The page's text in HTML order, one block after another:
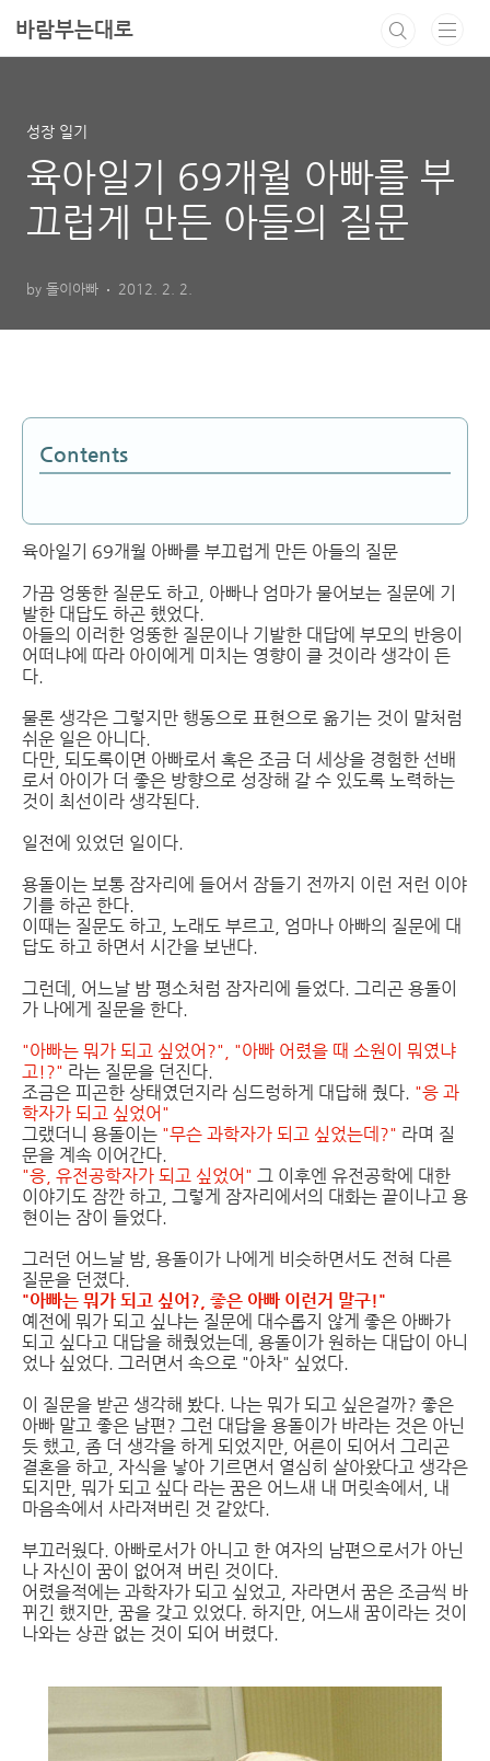
바람부는대로
성장 일기
육아일기 69개월 아빠를 부
끄럽게 만든 아들의 질문
by 돌이아빠 2012. 2. 2.
Contents
육아일기 69개월 아빠를 부끄럽게 만든 아들의 질문
가끔 엉뚱한 질문도 하고, 아빠나 엄마가 물어보는 질문에 기
발한 대답도 하곤 했었다.
아들의 이러한 엉뚱한 질문이나 기발한 대답에 부모의 반응이
어떠냐에 따라 아이에게 미치는 영향이 클 것이라 생각이 든
다.
물론 생각은 그렇지만 행동으로 표현으로 옮기는 것이 말처럼
쉬운 일은 아니다.
다만, 되도록이면 아빠로서 혹은 조금 더 세상을 경험한 선배
로서 아이가 더 좋은 방향으로 성장해 갈 수 있도록 노력하는
것이 최선이라 생각된다.
일전에 있었던 일이다.
용돌이는 보통 잠자리에 들어서 잠들기 전까지 이런 저런 이야
기를 하곤 한다.
이때는 질문도 하고, 노래도 부르고, 엄마나 아빠의 질문에 대
답도 하고 하면서 시간을 보낸다.
그런데, 어느날 밤 평소처럼 잠자리에 들었다. 그리곤 용돌이
가 나에게 질문을 한다.
"아빠는 뭐가 되고 싶었어?", "아빠 어렸을 때 소원이 뭐였냐
고!?" 라는 질문을 던진다.
조금은 피곤한 상태였던지라 심드렁하게 대답해 줬다. "응 과
학자가 되고 싶었어"
그랬더니 용돌이는 "무슨 과학자가 되고 싶었는데?" 라며 질
문을 계속 이어간다.
"응, 유전공학자가 되고 싶었어" 그 이후엔 유전공학에 대한
이야기도 잠깐 하고, 그렇게 잠자리에서의 대화는 끝이나고 용
현이는 잠이 들었다.
그러던 어느날 밤, 용돌이가 나에게 비슷하면서도 전혀 다른
질문을 던졌다.
"아빠는 뭐가 되고 싶어?, 좋은 아빠 이런거 말구!"
예전에 뭐가 되고 싶냐는 질문에 대수롭지 않게 좋은 아빠가
되고 싶다고 대답을 해줬었는데, 용돌이가 원하는 대답이 아니
었나 싶었다. 그러면서 속으로 "아차" 싶었다.
이 질문을 받곤 생각해 봤다. 나는 뭐가 되고 싶은걸까? 좋은
아빠 말고 좋은 남편? 그런 대답을 용돌이가 바라는 것은 아닌
듯 했고, 좀 더 생각을 하게 되었지만, 어른이 되어서 그리곤
결혼을 하고, 자식을 낳아 기르면서 열심히 살아왔다고 생각은
되지만, 뭐가 되고 싶다 라는 꿈은 어느새 내 머릿속에서, 내
마음속에서 사라져버린 것 같았다.
부끄러웠다. 아빠로서가 아니고 한 여자의 남편으로서가 아닌
나 자신이 꿈이 없어져 버린 것이다.
어렸을적에는 과학자가 되고 싶었고, 자라면서 꿈은 조금씩 바
뀌긴 했지만, 꿈을 갖고 있었다. 하지만, 어느새 꿈이라는 것이
나와는 상관 없는 것이 되어 버렸다.